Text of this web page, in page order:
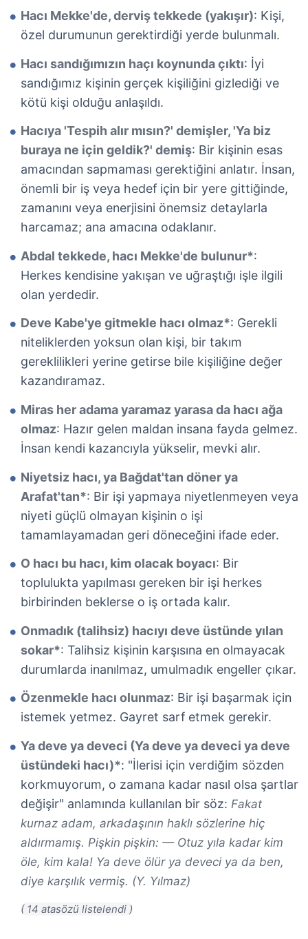
Hacı Mekke'de, derviş tekkede (yakışır): Kişi,
özel durumunun gerektirdiği yerde bulunmalı.
Hacı sandığımızın haçı koynunda çıktı: İyi
sandığımız kişinin gerçek kişiliğini gizlediği ve
kötü kişi olduğu anlaşıldı.
Hacıya 'Tespih alır mısın?' demişler, 'Ya biz
buraya ne için geldik?' demiş: Bir kişinin esas
amacından sapmaması gerektiğini anlatır. İnsan,
önemli bir iş veya hedef için bir yere gittiğinde,
zamanını veya enerjisini önemsiz detaylarla
harcamaz; ana amacına odaklanır.
Abdal tekkede, hacı Mekke'de bulunur*:
Herkes kendisine yakışan ve uğraştığı işle ilgili
olan yerdedir.
Deve Kabe'ye gitmekle hacı olmaz*: Gerekli
niteliklerden yoksun olan kişi, bir takım
gereklilikleri yerine getirse bile kişiliğine değer
kazandıramaz.
Miras her adama yaramaz yarasa da hacı ağa
olmaz: Hazır gelen maldan insana fayda gelmez.
İnsan kendi kazancıyla yükselir, mevki alır.
Niyetsiz hacı, ya Bağdat'tan döner ya
Arafat'tan*: Bir işi yapmaya niyetlenmeyen veya
niyeti güçlü olmayan kişinin o işi
tamamlayamadan geri döneceğini ifade eder.
O hacı bu hacı, kim olacak boyacı: Bir
toplulukta yapılması gereken bir işi herkes
birbirinden beklerse o iş ortada kalır.
Onmadık (talihsiz) hacıyı deve üstünde yılan
sokar*: Talihsiz kişinin karşısına en olmayacak
durumlarda inanılmaz, umulmadık engeller çıkar.
Özenmekle hacı olunmaz: Bir işi başarmak için
istemek yetmez. Gayret sarf etmek gerekir.
Ya deve ya deveci (Ya deve ya deveci ya deve
üstündeki hacı)*: "İlerisi için verdiğim sözden
korkmuyorum, o zamana kadar nasıl olsa şartlar
değişir" anlamında kullanılan bir söz: Fakat
kurnaz adam, arkadaşının haklı sözlerine hiç
aldırmamış. Pişkin pişkin: — Otuz yıla kadar kim
öle, kim kala! Ya deve ölür ya deveci ya da ben,
diye karşılık vermiş. (Y. Yılmaz)